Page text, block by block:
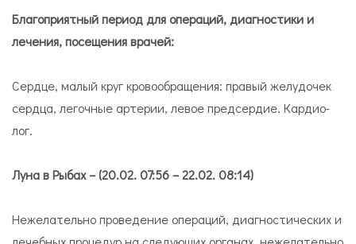
Благоприятный период для операций, диагностики и
лечения, посещения врачей:
Серд­це, ма­лый круг кро­во­об­ра­ще­ния: пра­вый же­лу­до­чек
серд­ца, ле­гоч­ные ар­те­рии, ле­вое пред­сер­дие. Кар­дио­
лог.
Луна в Рыбах – (20.02. 07:56 – 22.02. 08:14)
Нежелательно проведение операций, диагностических и